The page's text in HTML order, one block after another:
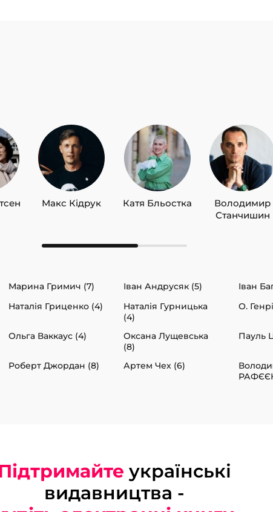
Макс Кідрук Катя Бльостка
Володимир
Станчишин
Марина Гримич (7) Іван Андрусяк (5) Іван
Наталія Гриценко (4)
Наталія Гурницька
(4)
О.
Ольга Ваккаус (4)
Оксана Лущевська
(8)
Пауль
Роберт Джордан (8) Артем Чех (6)
українські
видавництва -